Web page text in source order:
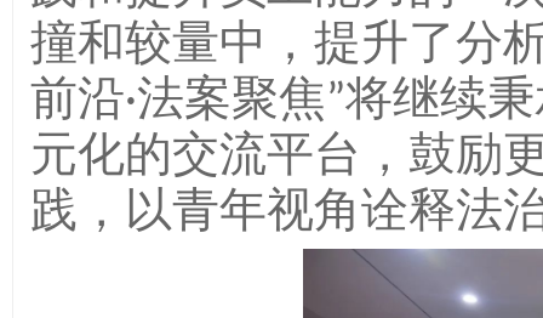
撞和较量中，提升了分
前沿·法案聚焦”将继续
元化的交流平台，鼓励
践，以青年视角诠释法